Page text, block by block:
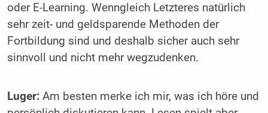
oder E-Learning. Wenngleich Letzteres natürlich
sehr zeit- und geldsparende Methoden der
Fortbildung sind und deshalb sicher auch sehr
sinnvoll und nicht mehr wegzudenken.
Luger:Am besten merke ich mir, was ich höre und